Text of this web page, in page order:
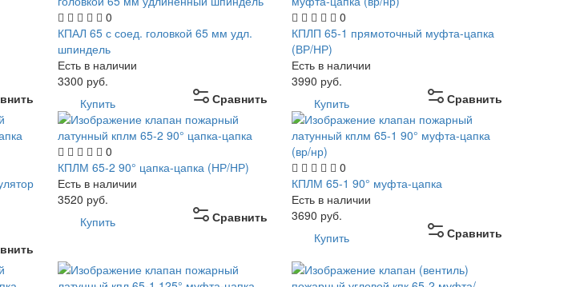
0
КПАЛ 65 с соед. головкой 65 мм удл.
шпиндель
Есть в наличии
3300 руб.
Сравнить
Купить
0
КПЛП 65-1 прямоточный муфта-цапка
(ВР/НР)
Есть в наличии
3990 руб.
Сравнить
Купить
0
КПЛМ 65-2 90° цапка-цапка (НР/НР)
Есть в наличии
3520 руб.
Сравнить
Купить
0
КПЛМ 65-1 90° муфта-цапка
Есть в наличии
3690 руб.
Сравнить
Купить